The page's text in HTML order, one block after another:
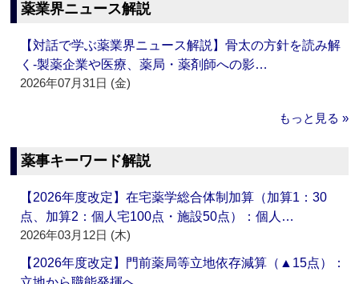
薬業界ニュース解説
【対話で学ぶ薬業界ニュース解説】骨太の方針を読み解
く‐製薬企業や医療、薬局・薬剤師への影…
2026年07月31日 (金)
もっと見る »
薬事キーワード解説
【2026年度改定】在宅薬学総合体制加算（加算1：30
点、加算2：個人宅100点・施設50点）：個人…
2026年03月12日 (木)
【2026年度改定】門前薬局等立地依存減算（▲15点）：